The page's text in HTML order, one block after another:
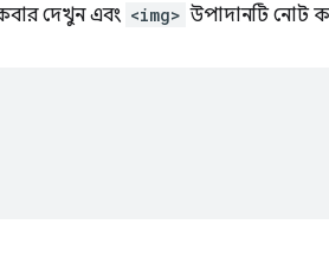
দেখুন এবং <img> উপাদানটি নোট